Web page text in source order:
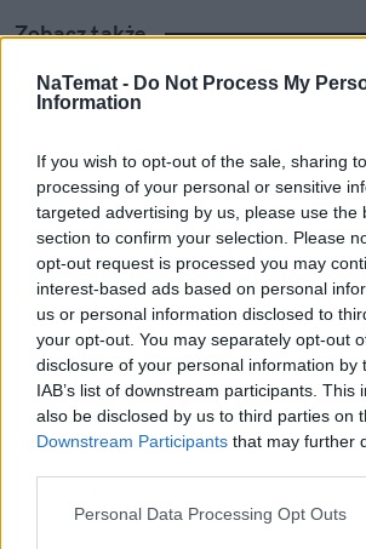
NaTemat - Do Not Process My
Information
If you wish to opt-out of the sale, sharing
processing of your personal or sensitive
targeted advertising by us, please use the
section to confirm your selection. Please
opt-out request is processed you may
interest-based ads based on personal
us or personal information disclosed to
your opt-out. You may separately opt-out
disclosure of your personal information by
IAB’s list of downstream participants. This
also be disclosed by us to third parties on
Downstream Participants that may further
Personal Data Processing Opt Outs
Zobacz także
Kościoła katolickiego
Abp Ryś dosadnie o
Kościoła "Można
przeprosić"
Apostazja tylko po
księdzem. "Czarny
przekabacał, musisz
obserwuj nas w Google News!